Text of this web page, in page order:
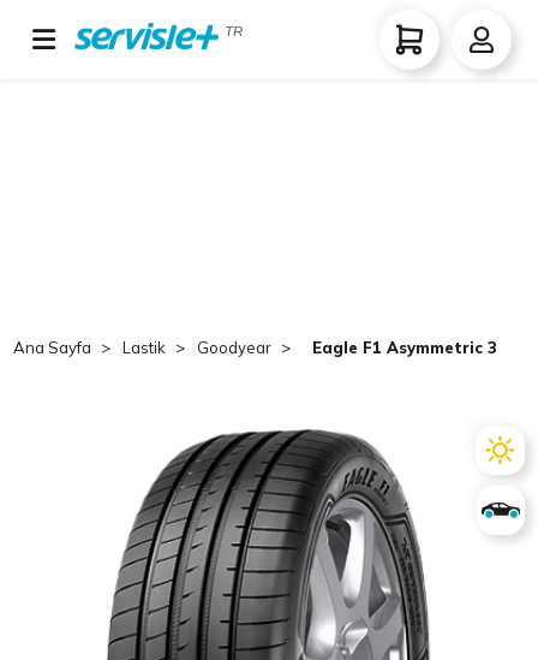
TR
Ana Sayfa Lastik Goodyear Eagle F1 Asymmetric 3